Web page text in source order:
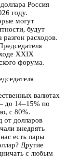
Россия
году.
могут
будут
расходов.
XXIX
форума.
валютах
до 14–15% по
с 80%.
от долларов
внедрять
есть пары
Другие
с любым